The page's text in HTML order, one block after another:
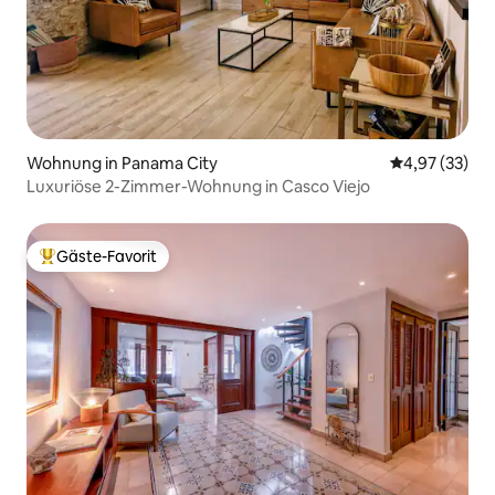
Wohnung in Panama City
4,97 (33)
Luxuriöse 2-Zimmer-Wohnung in Casco Viejo
Beliebter Gäste-Favorit.
Gäste-Favorit